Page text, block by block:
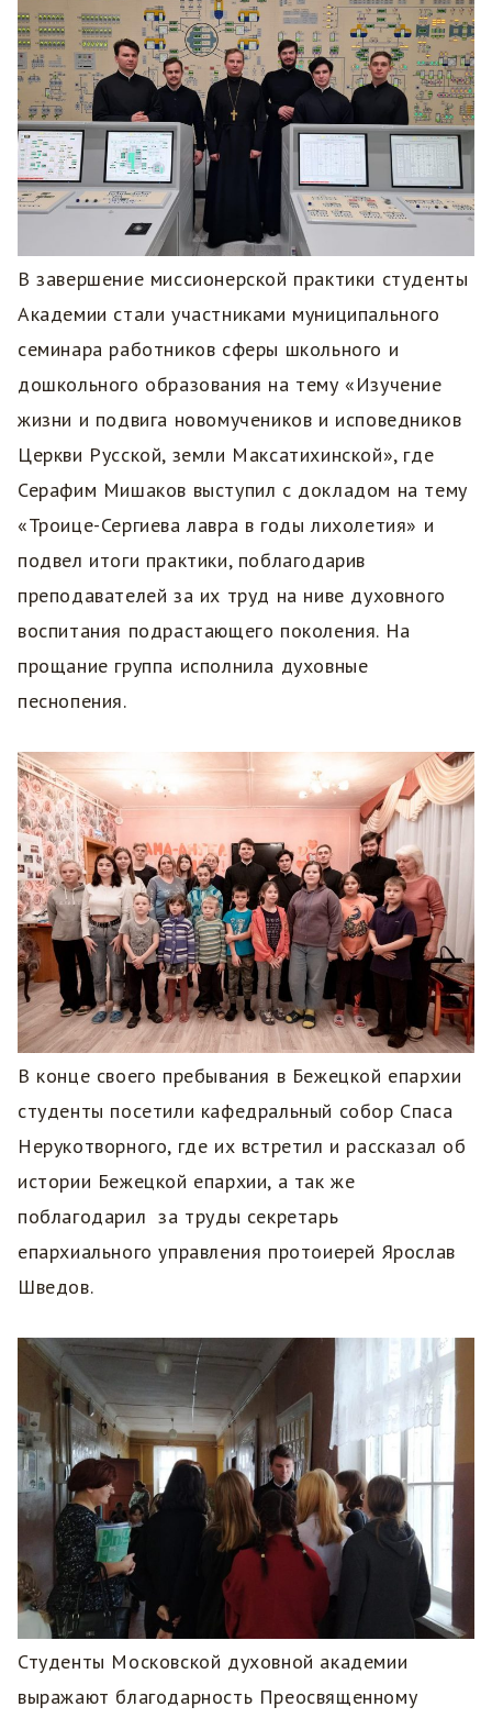
В завершение миссионерской практики студенты
Академии стали участниками муниципального
семинара работников сферы школьного и
дошкольного образования на тему «Изучение
жизни и подвига новомучеников и исповедников
Церкви Русской, земли Максатихинской», где
Серафим Мишаков выступил с докладом на тему
«Троице-Сергиева лавра в годы лихолетия» и
подвел итоги практики, поблагодарив
преподавателей за их труд на ниве духовного
воспитания подрастающего поколения. На
прощание группа исполнила духовные
песнопения.
В конце своего пребывания в Бежецкой епархии
студенты посетили кафедральный собор Спаса
Нерукотворного, где их встретил и рассказал об
истории Бежецкой епархии, а так же
поблагодарил за труды секретарь
епархиального управления протоиерей Ярослав
Шведов.
Студенты Московской духовной академии
выражают благодарность Преосвященному